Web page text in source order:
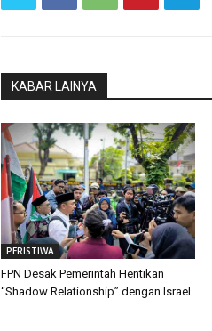
KABAR LAINYA
PERISTIWA
FPN Desak Pemerintah Hentikan
“Shadow Relationship” dengan Israel